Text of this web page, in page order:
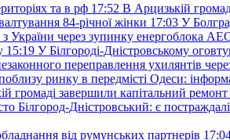
та в рф 17:52 В Арцизькій
84-річної жінки 17:03 У
України через зупинку енергоблока
15:19 У Білгороді-Дністровському
переправлення ухилянтів
ринку в передмісті Одеси:
громаді завершили капітальний ремонт
Білгород-Дністровський: є постраждалі
від румунських партнерів